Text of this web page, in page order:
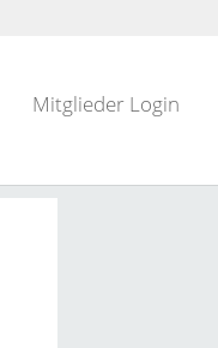
Mitglieder Login